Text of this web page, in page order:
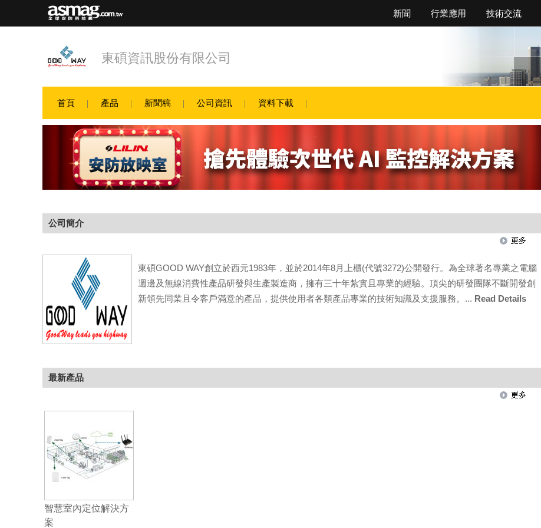
新聞 行業應用 技術交流
東碩資訊股份有限公司
首頁 產品 新聞稿 公司資訊 資料下載
公司簡介
東碩GOOD WAY創立於西元1983年，並於2014年8月上櫃(代號3272)公開發行。為全球著名專業之電腦
週邊及無線消費性產品研發與生產製造商，擁有三十年紮實且專業的經驗。頂尖的研發團隊不斷開發創
新領先同業且令客戶滿意的產品，提供使用者各類產品專業的技術知識及支援服務。... Read Details
最新產品
智慧室內定位解決方
案